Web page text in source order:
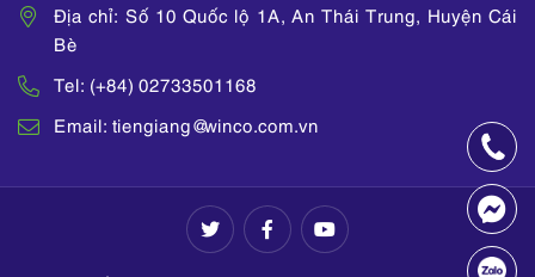
Địa chỉ: Số 10 Quốc lộ 1A, An Thái Trung, Huyện Cái
Bè
Tel: (+84) 02733501168
Email: tiengiang@winco.com.vn